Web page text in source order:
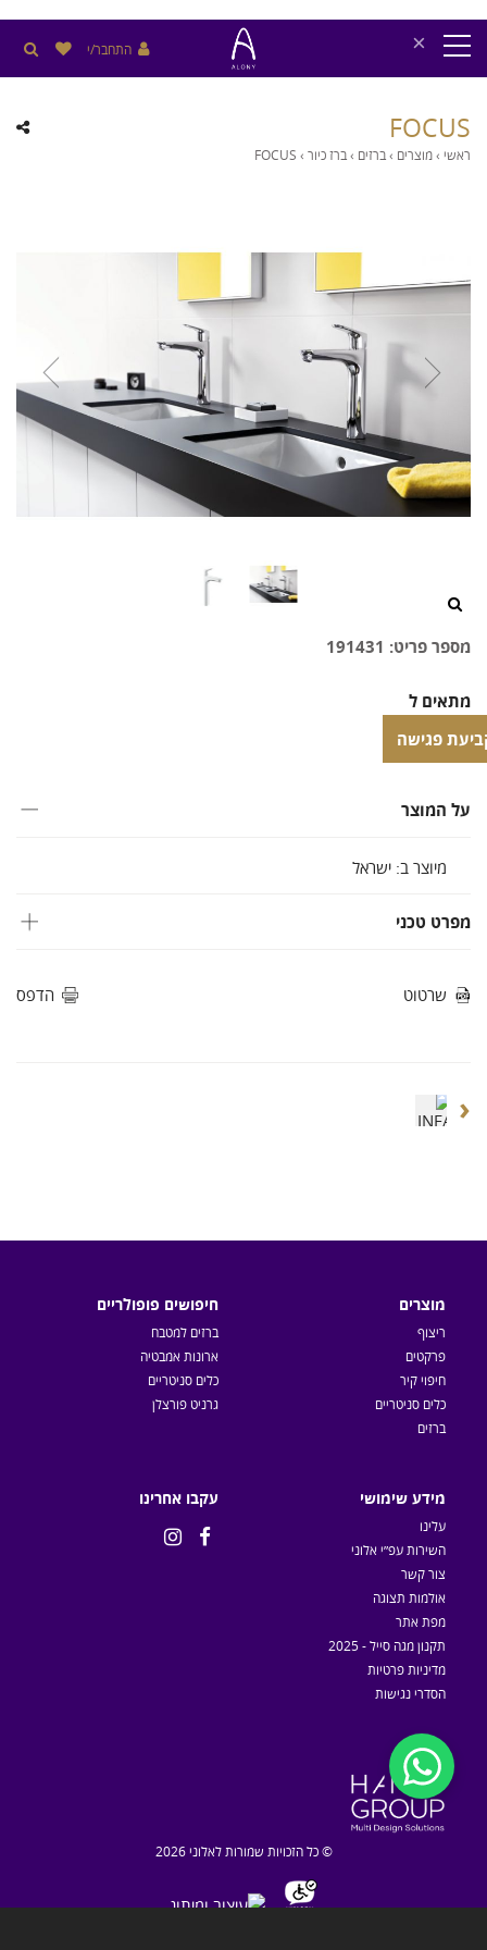
× התחבר/י
FOCUS
ראשי ›מוצרים ›ברזים ›ברז כיור›
FOCUS
מספר פריט: 191431
מתאים ל
ברז פרח
על המוצר
מיוצר ב: ישראל
מפרט טכני
שרטוט הדפס
‹
פגישה
פגישה
מוצרים
ריצוף
פרקטים
חיפוי קיר
כלים סניטריים
ברזים
חיפושים פופולריים
ברזים למטבח
ארונות אמבטיה
כלים סניטריים
גרניט פורצלן
מידע שימושי
עלינו
השירות עפ״י אלוני
צור קשר
אולמות תצוגה
מפת אתר
תקנון מגה סייל - 2025
מדיניות פרטיות
הסדרי נגישות
עקבו אחרינו


© כל הזכויות שמורות לאלוני 2026